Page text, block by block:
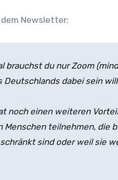
Newsletter:
brauchst du nur Zoom
Deutschlands dabei sein
noch einen weiteren
Menschen teilnehmen, die
sind oder weil sie